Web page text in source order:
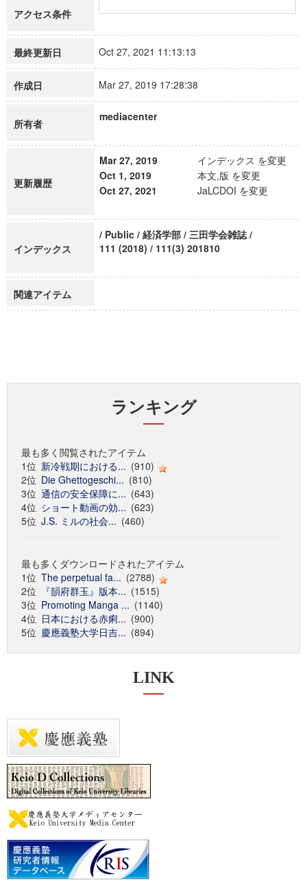
アクセス条件
最終更新日 Oct 27, 2021 11:13:13
作成日 Mar 27, 2019 17:28:38
所有者
mediacenter
更新履歴
Mar 27, 2019
インデックス を変更
Oct 1, 2019
本文,版 を変更
Oct 27, 2021
JaLCDOI を変更
インデックス
/ Public / 経済学部 / 三田学会雑誌 /
111 (2018) / 111(3) 201810
関連アイテム
ランキング
最も多く閲覧されたアイテム
1位 新冷戦期における... (910)
2位 Die Ghettogeschi... (810)
3位 通信の安全保障に... (643)
4位 ショート動画の効... (623)
5位 J.S. ミルの社会... (460)
最も多くダウンロードされたアイテム
1位 The perpetual fa... (2788)
2位
『韻府群玉』版本... (1515)
3位 Promoting Manga ... (1140)
4位 日本における赤痢... (900)
5位 慶應義塾大学日吉... (894)
LINK